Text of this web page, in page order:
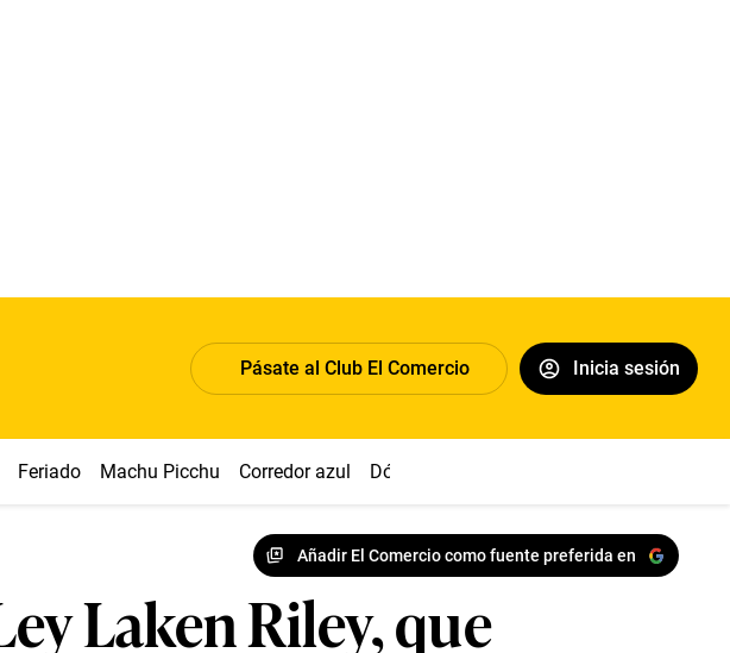
Pásate al Club El Comercio Inicia sesión
Feriado Machu Picchu Corredor azul Dólar
Añadir El Comercio como fuente preferida en
Laken Riley, que